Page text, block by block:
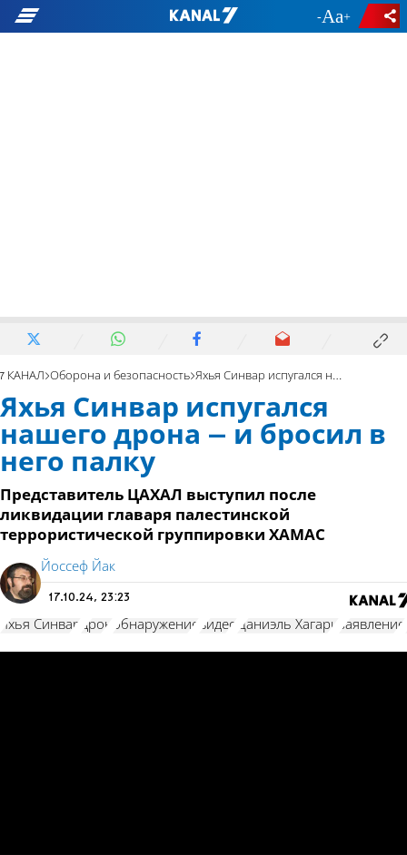
- +
7 КАНАЛ Оборона и безопасность Яхья Синвар испугался нашего дрона – и бросил в него палку
Яхья Синвар испугался
нашего дрона – и бросил в
него палку
Представитель ЦАХАЛ выступил после
ликвидации главаря палестинской
террористической группировки ХАМАС
Йоссеф Йак
17.10.24, 23:23
Яхья Синвар дрон обнаружение видео Даниэль Хагари заявление